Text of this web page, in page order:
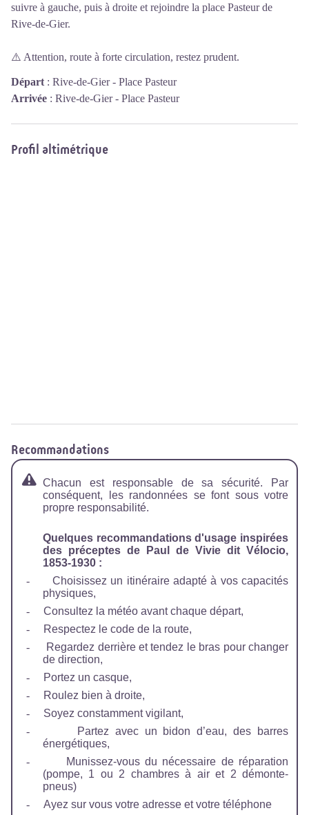
suivre à gauche, puis à droite et rejoindre la place Pasteur de
Rive-de-Gier.
⚠️ Attention, route à forte circulation, restez prudent.
Départ : Rive-de-Gier - Place Pasteur
Arrivée : Rive-de-Gier - Place Pasteur
Profil altimétrique
Recommandations
Chacun est responsable de sa sécurité. Par
conséquent, les randonnées se font sous votre
propre responsabilité.
Quelques recommandations d'usage inspirées
des préceptes de Paul de Vivie dit Vélocio,
1853-1930 :
-
Choisissez un itinéraire adapté à vos capacités
physiques,
-
Consultez la météo avant chaque départ,
-
Respectez le code de la route,
-
Regardez derrière et tendez le bras pour changer
de direction,
-
Portez un casque,
-
Roulez bien à droite,
-
Soyez constamment vigilant,
-
Partez avec un bidon d’eau, des barres
énergétiques,
-
Munissez-vous du nécessaire de réparation
(pompe, 1 ou 2 chambres à air et 2 démonte-
pneus)
-
Ayez sur vous votre adresse et votre téléphone